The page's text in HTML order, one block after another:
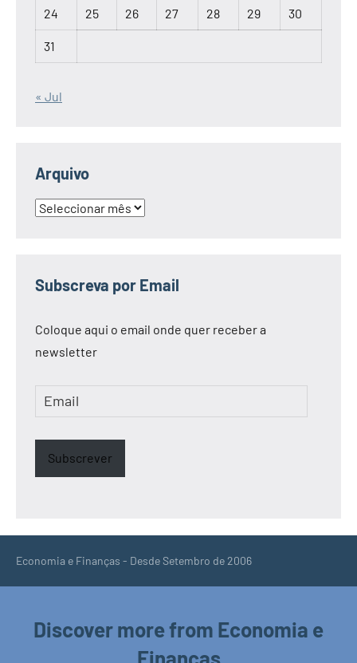
24 25 26 27 28 29 30
31
« Jul
Arquivo
Arquivo
Subscreva por Email
Coloque aqui o email onde quer receber a
newsletter
Email
Subscrever
Economia e Finanças - Desde Setembro de 2006
Discover more from Economia e
Finanças